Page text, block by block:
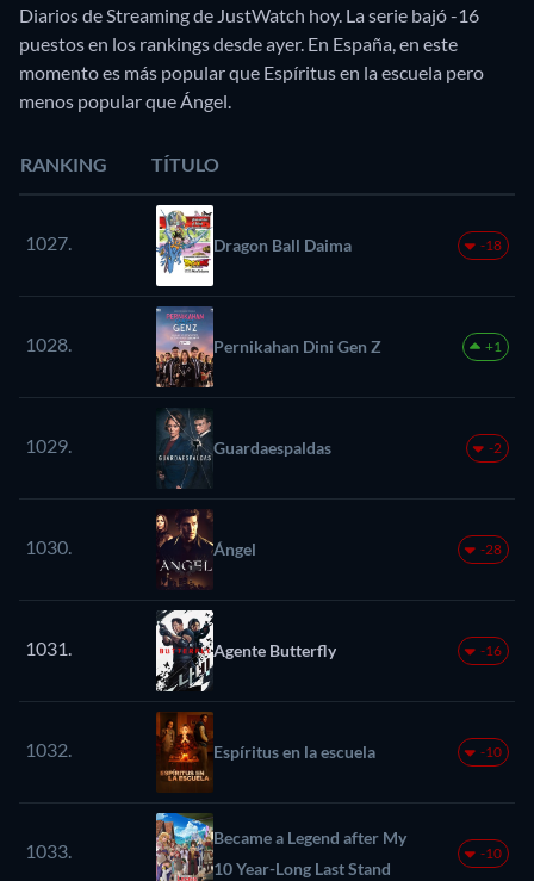
Diarios de Streaming de JustWatch hoy. La serie bajó -16
puestos en los rankings desde ayer. En España, en este
momento es más popular que Espíritus en la escuela pero
menos popular que Ángel.
RANKING TÍTULO
1027. Dragon Ball Daima -18
1028. Pernikahan Dini Gen Z +1
1029. Guardaespaldas -2
1030. Ángel -28
1031. Agente Butterfly -16
1032. Espíritus en la escuela -10
1033.
Became a Legend after My
10 Year-Long Last Stand
-10